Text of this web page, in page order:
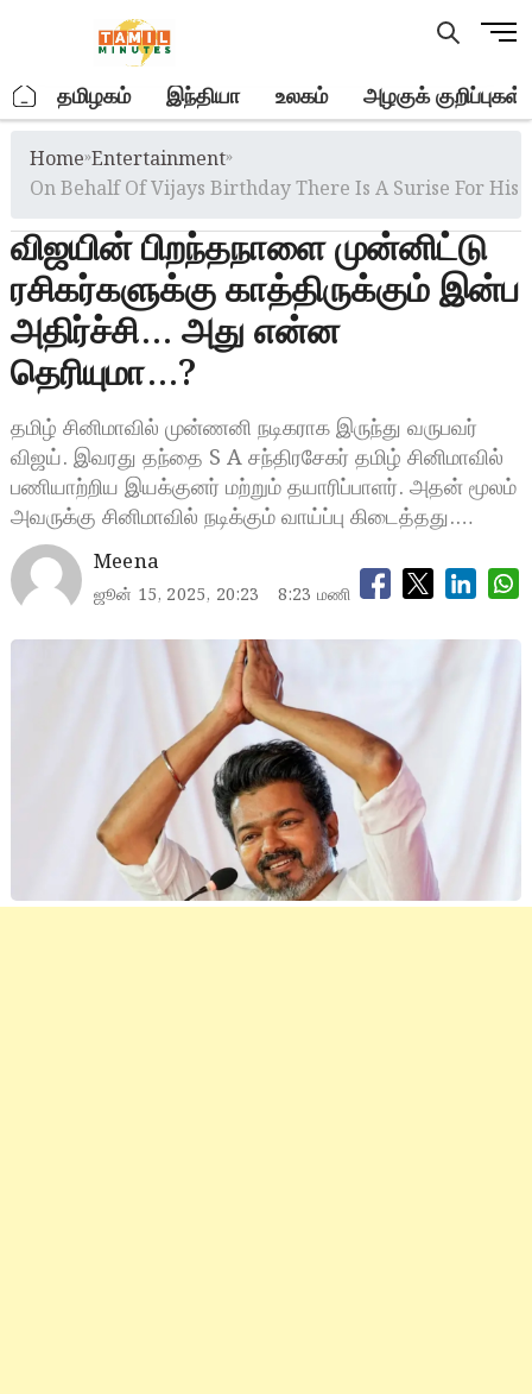
M
u
t
o
n
. தமிழகம் இந்தியா உலகம் அழகுக் குறிப்புகள்
Home»Entertainment»
On Behalf Of Vijays Birthday There Is A Surise For His
விஜயின் பிறந்தநாளை முன்னிட்டு
ரசிகர்களுக்கு காத்திருக்கும் இன்ப
அதிர்ச்சி… அது என்ன
தெரியுமா…?
தமிழ் சினிமாவில் முன்ணனி நடிகராக இருந்து வருபவர்
விஜய். இவரது தந்தை S A சந்திரசேகர் தமிழ் சினிமாவில்
பணியாற்றிய இயக்குனர் மற்றும் தயாரிப்பாளர். அதன் மூலம்
அவருக்கு சினிமாவில் நடிக்கும் வாய்ப்பு கிடைத்தது.…
Meena
ஜூன் 15, 2025, 20:23 8:23 மணி